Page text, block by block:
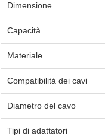
Dimensione
Capacità
Materiale
Compatibilità dei cavi
Diametro del cavo
Tipi di adattatori